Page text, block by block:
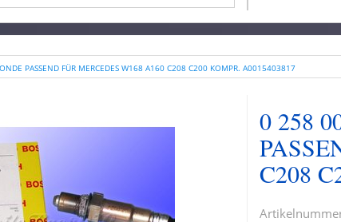
PASSEND FÜR MERCEDES W168 A160 C208 C200 KOMPR. A0015403817
0 258
C208